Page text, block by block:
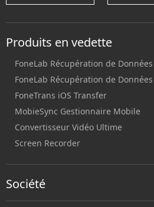
Produits en vedette
FoneLab Récupération de
FoneLab Récupération de
FoneTrans iOS Transfer
MobieSync Gestionnaire Mobile
Convertisseur Vidéo Ultime
Screen Recorder
Société